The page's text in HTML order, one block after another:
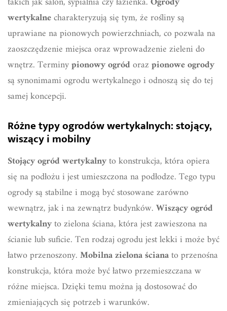
wertykalnecharakteryzują się tym, że rośliny są
uprawiane na pionowych powierzchniach, co pozwala na
zaoszczędzenie miejsca oraz wprowadzenie zieleni do
wnętrz. Terminypionowy ogródorazpionowe ogrody
są synonimami ogrodu wertykalnego i odnoszą się do tej
samej koncepcji.
Różne typy ogrodów wertykalnych: stojący,
wiszący i mobilny
Stojący ogród wertykalnyto konstrukcja, która opiera
się na podłożu i jest umieszczona na podłodze. Tego typu
ogrody są stabilne i mogą być stosowane zarówno
wewnątrz, jak i na zewnątrz budynków.Wiszący ogród
wertykalnyto zielona ściana, która jest zawieszona na
ścianie lub suficie. Ten rodzaj ogrodu jest lekki i może być
łatwo przenoszony.Mobilna zielona ścianato przenośna
konstrukcja, która może być łatwo przemieszczana w
różne miejsca. Dzięki temu można ją dostosować do
zmieniających się potrzeb i warunków.